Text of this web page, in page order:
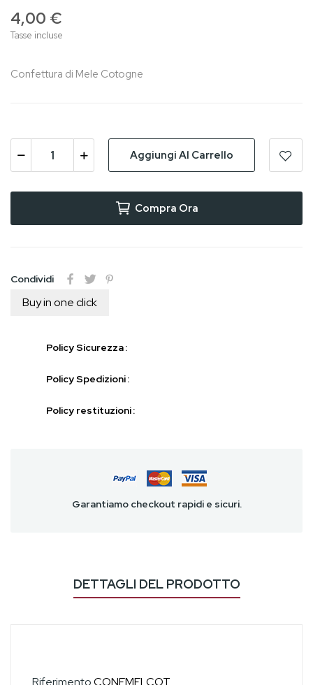
4,00 €
Tasse incluse
Confettura di Mele Cotogne
Aggiungi Al Carrello
Compra Ora
Condividi
Buy in one click
Policy Sicurezza
Policy Spedizioni
Policy restituzioni
Garantiamo checkout rapidi e sicuri.
DETTAGLI DEL PRODOTTO
RiferimentoCONFMELCOT